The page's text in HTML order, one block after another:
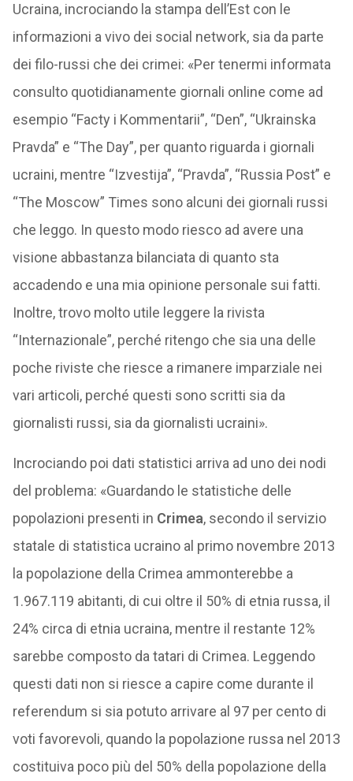
Ucraina, incrociando la stampa dell’Est con le
informazioni a vivo dei social network, sia da parte
dei filo-russi che dei crimei: «Per tenermi informata
consulto quotidianamente giornali online come ad
esempio “Facty i Kommentarii”, “Den”, “Ukrainska
Pravda” e “The Day”, per quanto riguarda i giornali
ucraini, mentre “Izvestija”, “Pravda”, “Russia Post” e
“The Moscow” Times sono alcuni dei giornali russi
che leggo. In questo modo riesco ad avere una
visione abbastanza bilanciata di quanto sta
accadendo e una mia opinione personale sui fatti.
Inoltre, trovo molto utile leggere la rivista
“Internazionale”, perché ritengo che sia una delle
poche riviste che riesce a rimanere imparziale nei
vari articoli, perché questi sono scritti sia da
giornalisti russi, sia da giornalisti ucraini».
Incrociando poi dati statistici arriva ad uno dei nodi
del problema: «Guardando le statistiche delle
popolazioni presenti in Crimea, secondo il servizio
statale di statistica ucraino al primo novembre 2013
la popolazione della Crimea ammonterebbe a
1.967.119 abitanti, di cui oltre il 50% di etnia russa, il
24% circa di etnia ucraina, mentre il restante 12%
sarebbe composto da tatari di Crimea. Leggendo
questi dati non si riesce a capire come durante il
referendum si sia potuto arrivare al 97 per cento di
voti favorevoli, quando la popolazione russa nel 2013
costituiva poco più del 50% della popolazione della